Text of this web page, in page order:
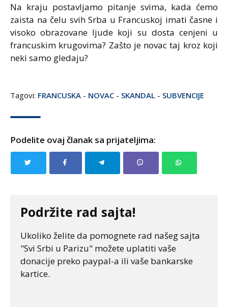
Na kraju postavljamo pitanje svima, kada ćemo
zaista na čelu svih Srba u Francuskoj imati časne i
visoko obrazovane ljude koji su dosta cenjeni u
francuskim krugovima? Zašto je novac taj kroz koji
neki samo gledaju?
Tagovi: FRANCUSKA - NOVAC - SKANDAL - SUBVENCIJE
Podelite ovaj članak sa prijateljima:
Podržite rad sajta!
Ukoliko želite da pomognete rad našeg sajta
"Svi Srbi u Parizu" možete uplatiti vaše
donacije preko paypal-a ili vaše bankarske
kartice.